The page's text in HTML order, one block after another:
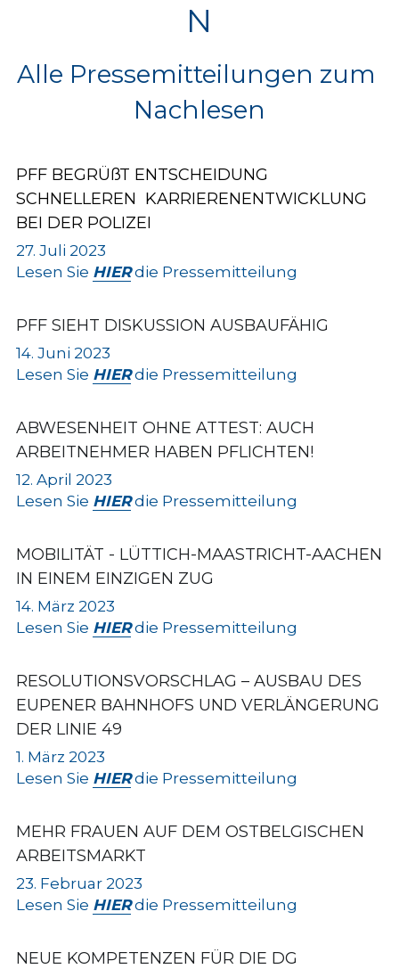
N
Alle Pressemitteilungen zum
Nachlesen
PFF BEGRÜßT ENTSCHEIDUNG
SCHNELLEREN  KARRIERENENTWICKLUNG
BEI DER POLIZEI
27. Juli 2023
Lesen Sie HIER die Pressemitteilung
PFF SIEHT DISKUSSION AUSBAUFÄHIG
14. Juni 2023
Lesen Sie HIER die Pressemitteilung
ABWESENHEIT OHNE ATTEST: AUCH
ARBEITNEHMER HABEN PFLICHTEN!
12. April 2023
Lesen Sie HIER die Pressemitteilung
MOBILITÄT - LÜTTICH-MAASTRICHT-AACHEN
IN EINEM EINZIGEN ZUG
14. März 2023
Lesen Sie HIER die Pressemitteilung
RESOLUTIONSVORSCHLAG – AUSBAU DES
EUPENER BAHNHOFS UND VERLÄNGERUNG
DER LINIE 49
1. März 2023
Lesen Sie HIER die Pressemitteilung
MEHR FRAUEN AUF DEM OSTBELGISCHEN
ARBEITSMARKT
23. Februar 2023
Lesen Sie HIER die Pressemitteilung
NEUE KOMPETENZEN FÜR DIE DG